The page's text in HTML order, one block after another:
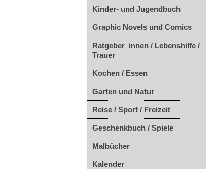
Kinder- und Jugendbuch
Graphic Novels und Comics
Ratgeber_innen / Lebenshilfe /
Trauer
Kochen / Essen
Garten und Natur
Reise / Sport / Freizeit
Geschenkbuch / Spiele
Malbücher
Kalender